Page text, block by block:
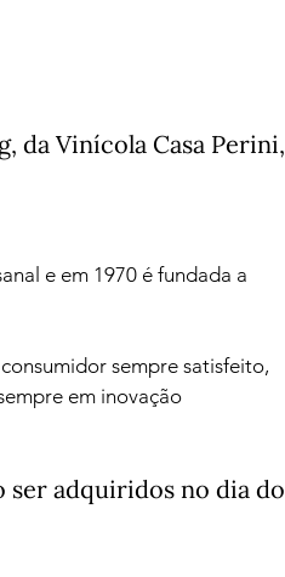
da Vinícola Casa Perini,
e em 1970 é fundada a
sempre satisfeito,
em inovação
ser adquiridos no dia do